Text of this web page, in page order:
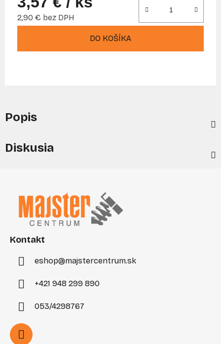
2,90 € bez DPH
DO KOŠÍKA
Popis
Diskusia
Kontakt
eshop@majstercentrum.sk
+421 948 299 890
053/4298767